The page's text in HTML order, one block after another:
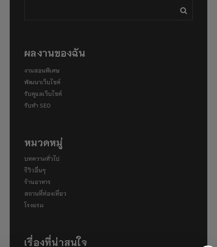
ผลงานของฉัน
งานสอนพิเศษ
พัฒนาเว็บไซต์
รับดูแลเว็บไซต์
รับทำ SEO
หมวดหมู่
บทความทั่วไป
รีวิวอื่นๆ
ร้านอาหาร
สถานที่ท่องเที่ยว
โรงแรม
เรื่องที่น่าสนใจ